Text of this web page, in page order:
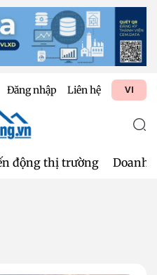
Đăng nhập Liên hệ VI
động thị trường Doanh